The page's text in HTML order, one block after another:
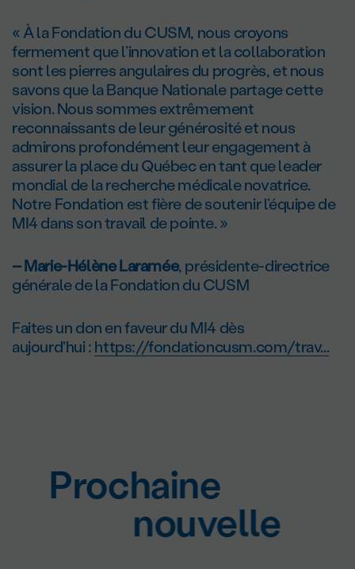
« À la Fondation du CUSM, nous croyons
fermement que l’innovation et la collaboration
sont les pierres angulaires du progrès, et nous
savons que la Banque Nationale partage cette
vision. Nous sommes extrêmement
reconnaissants de leur générosité et nous
admirons profondément leur engagement à
assurer la place du Québec en tant que leader
mondial de la recherche médicale novatrice.
Notre Fondation est fière de soutenir l’équipe de
MI4 dans son travail de pointe. »
– Marie-Hélène Laramée, présidente-directrice
générale de la Fondation du CUSM
Faites un don en faveur du MI4 dès
aujourd'hui :https://fondationcusm.com/trav...
Prochaine
nouvelle